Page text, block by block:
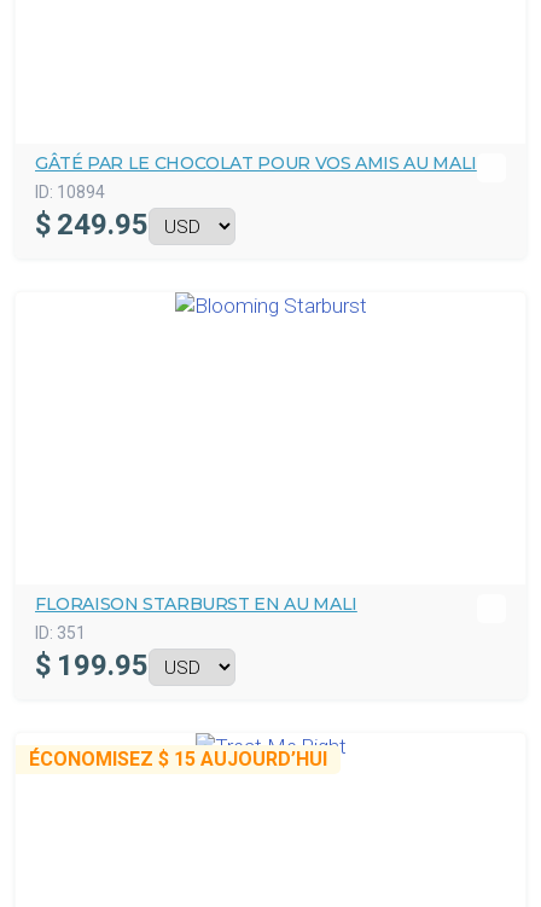
GÂTÉ PAR LE CHOCOLAT POUR VOS AMIS AU MALI
ID: 10894
$ 249.95
FLORAISON STARBURST EN AU MALI
ID: 351
$ 199.95
ÉCONOMISEZ $ 15 AUJOURD’HUI